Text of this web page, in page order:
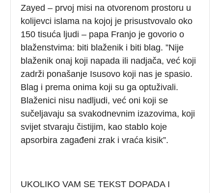
Zayed – prvoj misi na otvorenom prostoru u
kolijevci islama na kojoj je prisustvovalo oko
150 tisuća ljudi – papa Franjo je govorio o
blaženstvima: biti blaženik i biti blag. ”Nije
blaženik onaj koji napada ili nadjača, već koji
zadrži ponašanje Isusovo koji nas je spasio.
Blag i prema onima koji su ga optuživali.
Blaženici nisu nadljudi, već oni koji se
sučeljavaju sa svakodnevnim izazovima, koji
svijet stvaraju čistijim, kao stablo koje
apsorbira zagađeni zrak i vraća kisik”.
UKOLIKO VAM SE TEKST DOPADA I